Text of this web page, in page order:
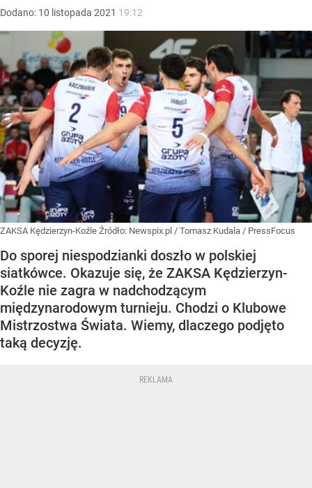
Dodano: 10 listopada 2021 19:12
ZAKSA Kędzierzyn-Koźle Źródło: Newspix.pl / Tomasz Kudala / PressFocus
Do sporej niespodzianki doszło w polskiej
siatkówce. Okazuje się, że ZAKSA Kędzierzyn-
Koźle nie zagra w nadchodzącym
międzynarodowym turnieju. Chodzi o Klubowe
Mistrzostwa Świata. Wiemy, dlaczego podjęto
taką decyzję.